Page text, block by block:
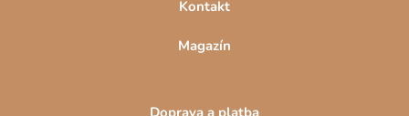
Kontakt
Magazín
Doprava a platba